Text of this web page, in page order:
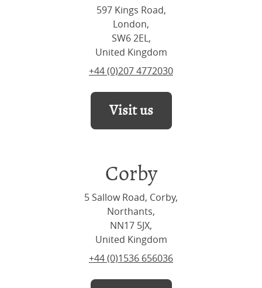
597 Kings Road,
London,
SW6 2EL,
United Kingdom
+44 (0)207 4772030
Visit us
Corby
5 Sallow Road, Corby,
Northants,
NN17 5JX,
United Kingdom
+44 (0)1536 656036